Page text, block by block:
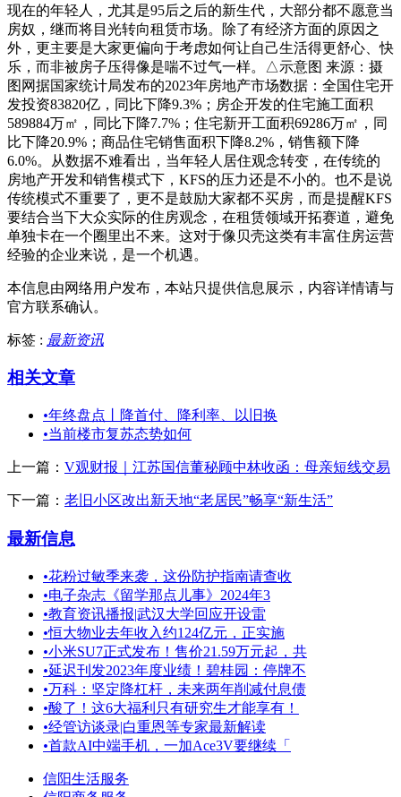
现在的年轻人，尤其是95后之后的新生代，大部分都不愿意当
房奴，继而将目光转向租赁市场。除了有经济方面的原因之
外，更主要是大家更偏向于考虑如何让自己生活得更舒心、快
乐，而非被房子压得像是喘不过气一样。△示意图 来源：摄
图网据国家统计局发布的2023年房地产市场数据：全国住宅开
发投资83820亿，同比下降9.3%；房企开发的住宅施工面积
589884万㎡，同比下降7.7%；住宅新开工面积69286万㎡，同
比下降20.9%；商品住宅销售面积下降8.2%，销售额下降
6.0%。从数据不难看出，当年轻人居住观念转变，在传统的
房地产开发和销售模式下，KFS的压力还是不小的。也不是说
传统模式不重要了，更不是鼓励大家都不买房，而是提醒KFS
要结合当下大众实际的住房观念，在租赁领域开拓赛道，避免
单独卡在一个圈里出不来。这对于像贝壳这类有丰富住房运营
经验的企业来说，是一个机遇。
本信息由网络用户发布， 本站只提供信息展示，内容详情请与
官方联系确认。
标签 : 最新资讯
相关文章
•年终盘点丨降首付、降利率、以旧换
•当前楼市复苏态势如何
上一篇： V观财报｜江苏国信董秘顾中林收函：母亲短线交易
下一篇： 老旧小区改出新天地“老居民”畅享“新生活”
最新信息
•花粉过敏季来袭，这份防护指南请查收
•电子杂志《留学那点儿事》2024年3
•教育资讯播报|武汉大学回应开设雷
•恒大物业去年收入约124亿元，正实施
•小米SU7正式发布！售价21.59万元起，共
•延迟刊发2023年度业绩！碧桂园：停牌不
•万科：坚定降杠杆，未来两年削减付息债
•酸了！这6大福利只有研究生才能享有！
•经管访谈录|白重恩等专家最新解读
•首款AI中端手机，一加Ace3V要继续「
信阳生活服务